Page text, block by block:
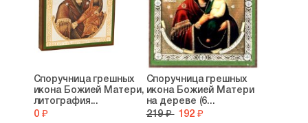
Споручница грешных
икона Божией Матери,
литография...
0 ₽
Споручница грешных
икона Божией Матери
на дереве (6...
219 ₽ 192 ₽